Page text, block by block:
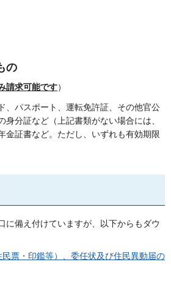
の
請求可能です）
、パスポート、運転免許証、その他官公
身分証など（上記書類がない場合には、
金証書など。ただし、いずれも有効期限
に備え付けていますが、以下からもダウ
票・印鑑等）、委任状及び住民異動届の